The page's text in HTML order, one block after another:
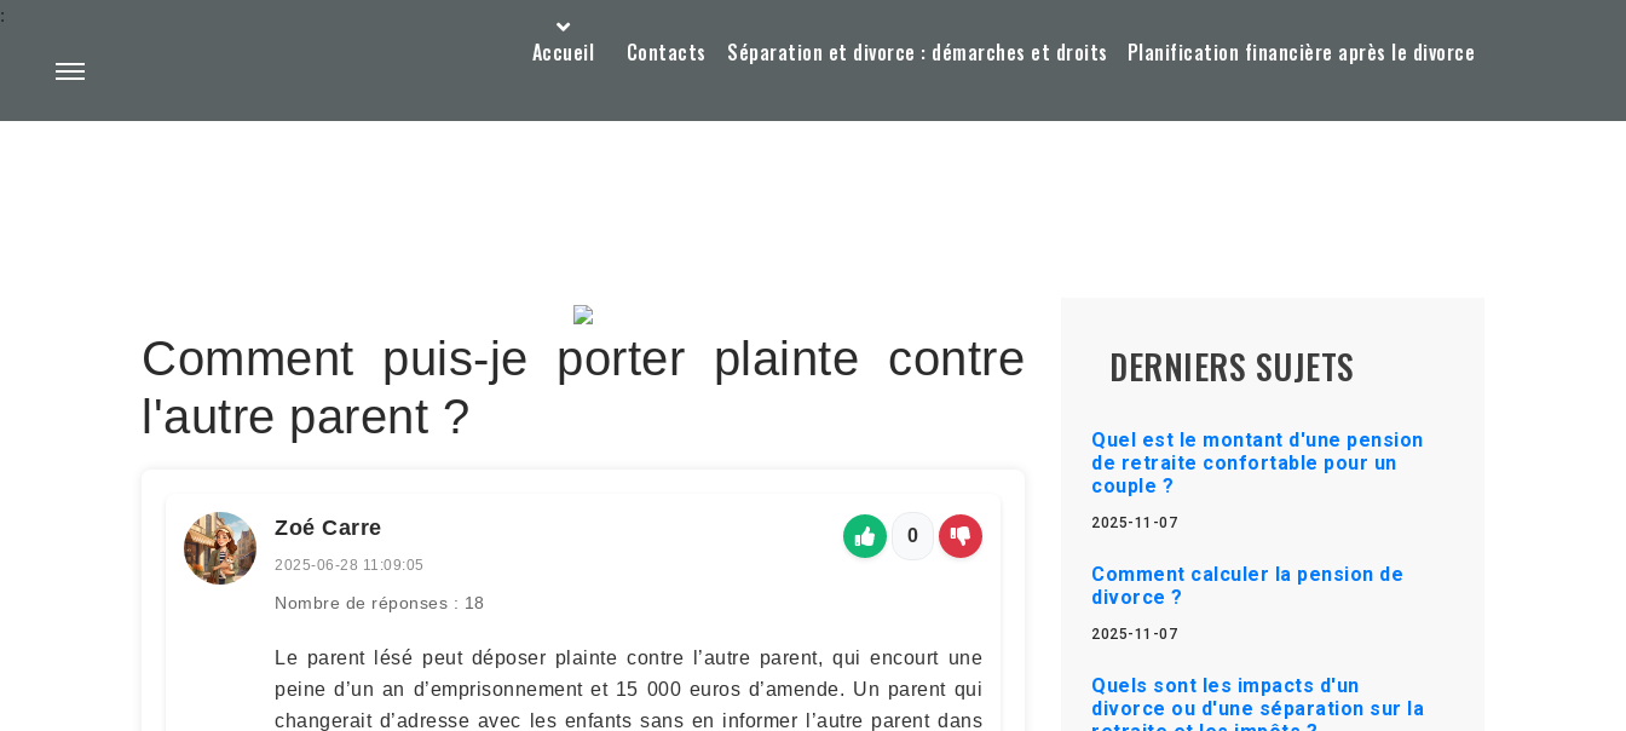
Accueil Contacts Séparation et divorce : démarches et droits Planification financière après le divorce
:
Comment puis-je porter plainte contre
l'autre parent ?
Zoé Carre
2025-06-28 11:09:05
Nombre de réponses : 18
0
Le parent lésé peut déposer plainte contre l’autre parent, qui encourt une
peine d’un an d’emprisonnement et 15 000 euros d’amende. Un parent qui
changerait d’adresse avec les enfants sans en informer l’autre parent dans
DERNIERS SUJETS
Quel est le montant d'une pension
de retraite confortable pour un
couple ?
2025-11-07
Comment calculer la pension de
divorce ?
2025-11-07
Quels sont les impacts d'un
divorce ou d'une séparation sur la